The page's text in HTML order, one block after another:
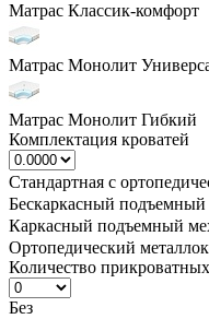
Матрас Классик-комфорт
Матрас Монолит
Матрас Монолит Гибкий
Комплектация кроватей
Стандартная с
Бескаркасный
Каркасный подъемный
Ортопедический
Количество
Без